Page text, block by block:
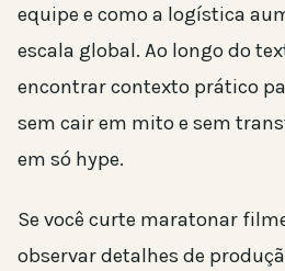
equipe e como a logística
escala global. Ao longo do
encontrar contexto prático
sem cair em mito e sem
em só hype.
Se você curte maratonar
observar detalhes de